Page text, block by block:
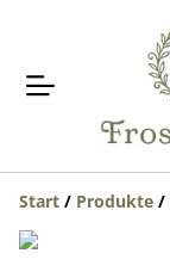
Start / Produkte /